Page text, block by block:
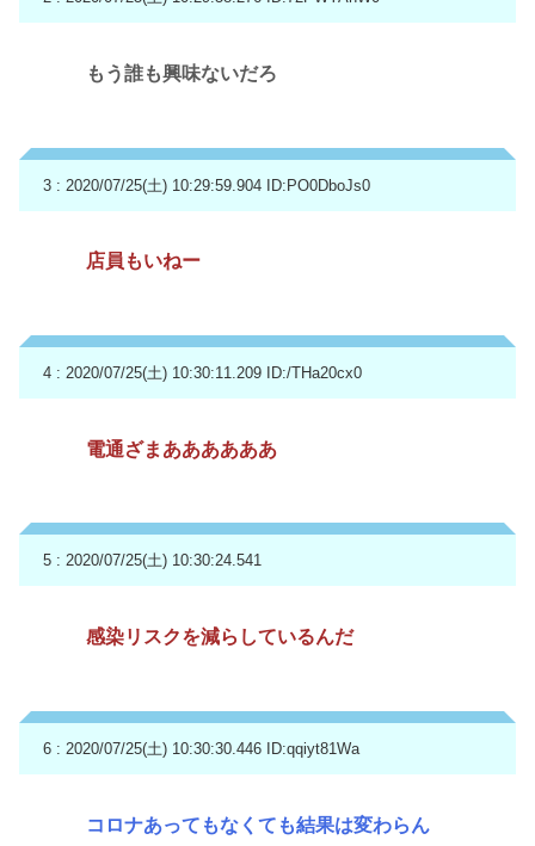
もう誰も興味ないだろ
3 : 2020/07/25(土) 10:29:59.904 ID:PO0DboJs0
店員もいねー
4 : 2020/07/25(土) 10:30:11.209 ID:/THa20cx0
電通ざまああああああ
5 : 2020/07/25(土) 10:30:24.541
感染リスクを減らしているんだ
6 : 2020/07/25(土) 10:30:30.446 ID:qqiyt81Wa
コロナあってもなくても結果は変わらん